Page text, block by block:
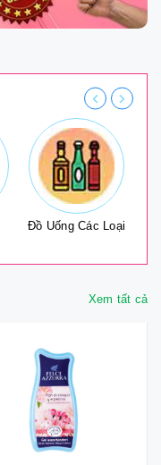
Đồ Uống Các Loại
Xem tất cả